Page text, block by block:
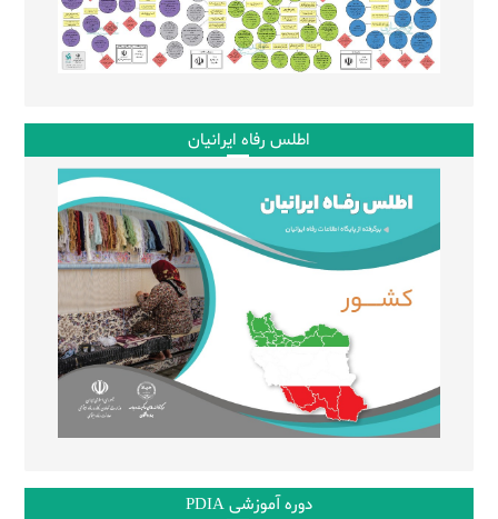
اطلس رفاه ایرانیان
دوره آموزشی PDIA